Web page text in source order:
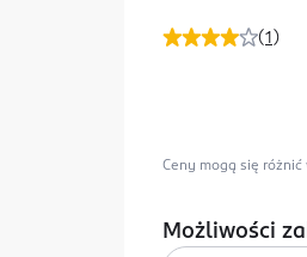
(1 )
Ceny mogą się
Możliwości